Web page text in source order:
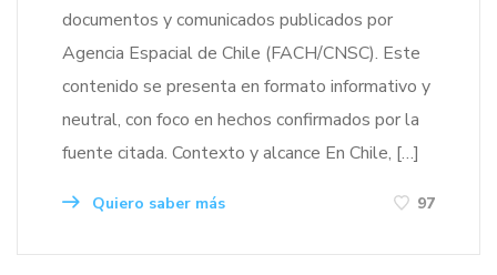
documentos y comunicados publicados por
Agencia Espacial de Chile (FACH/CNSC). Este
contenido se presenta en formato informativo y
neutral, con foco en hechos confirmados por la
fuente citada. Contexto y alcance En Chile, […]
Quiero saber más 97